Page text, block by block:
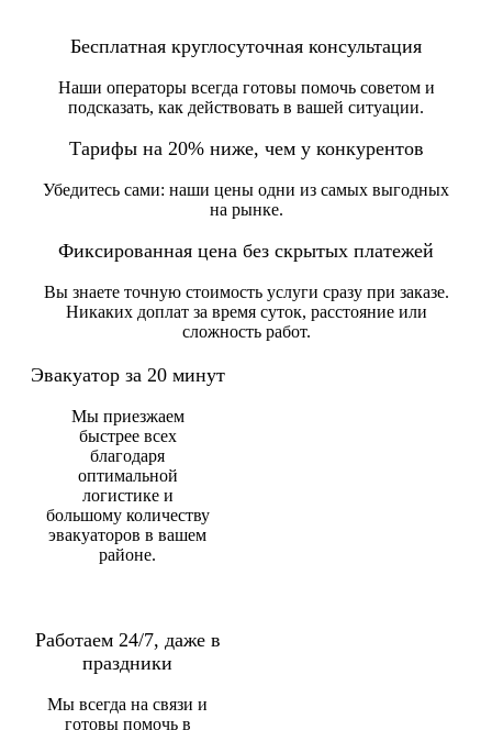
Бесплатная круглосуточная консультация
Наши операторы всегда готовы помочь советом и
подсказать, как действовать в вашей ситуации.
Тарифы на 20% ниже, чем у конкурентов
Убедитесь сами: наши цены одни из самых выгодных
на рынке.
Фиксированная цена без скрытых платежей
Вы знаете точную стоимость услуги сразу при заказе.
Никаких доплат за время суток, расстояние или
сложность работ.
Эвакуатор за 20 минут
Мы приезжаем
быстрее всех
благодаря
оптимальной
логистике и
большому количеству
эвакуаторов в вашем
районе.
Работаем 24/7, даже в
праздники
Мы всегда на связи и
готовы помочь в